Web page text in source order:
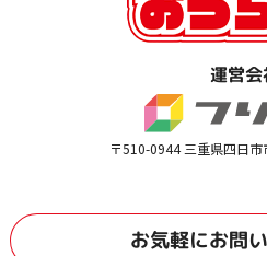
運営会
〒510-0944 三重県四日市
お気軽にお問